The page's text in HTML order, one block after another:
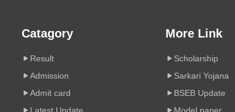
Catagory
Result
Admission
Admit card
Latest Update
More Link
Scholarship
Sarkari Yojana
BSEB Update
Model paper